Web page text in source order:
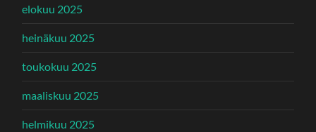
elokuu 2025
heinäkuu 2025
toukokuu 2025
maaliskuu 2025
helmikuu 2025